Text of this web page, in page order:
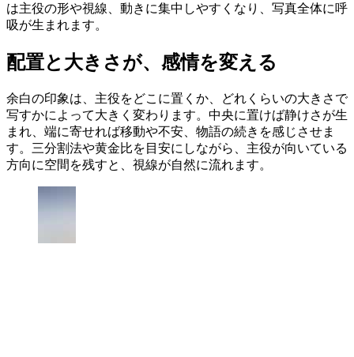
は主役の形や視線、動きに集中しやすくなり、写真全体に呼
吸が生まれます。
配置と大きさが、感情を変える
余白の印象は、主役をどこに置くか、どれくらいの大きさで
写すかによって大きく変わります。中央に置けば静けさが生
まれ、端に寄せれば移動や不安、物語の続きを感じさせま
す。三分割法や黄金比を目安にしながら、主役が向いている
方向に空間を残すと、視線が自然に流れます。